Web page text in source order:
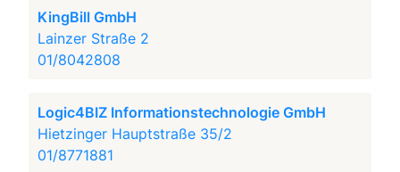
KingBill GmbH
Lainzer Straße 2
01/8042808
Logic4BIZ Informationstechnologie GmbH
Hietzinger Hauptstraße 35/2
01/8771881